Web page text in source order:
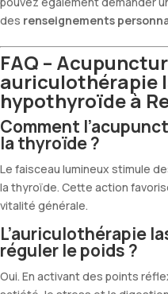
des renseignements
FAQ –
auriculothérapie
hypothyroïde à
Comment
la thyroïde ?
Le faisceau lumineux stimule
la thyroïde. Cette action
vitalité générale.
L’auriculothérapie
réguler le poids ?
Oui. En activant des points